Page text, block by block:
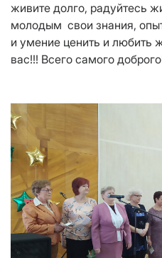
живите долго, радуйтесь
молодым свои знания,
и умение ценить и любить
вас!!! Всего самого